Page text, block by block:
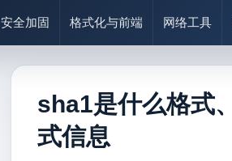
安全加固 格式化与前端 网络工具
sha1是什么格式
式信息